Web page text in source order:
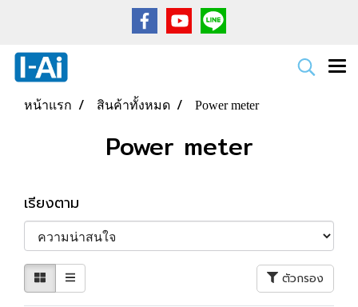
หน้าแรก สินค้าทั้งหมด Power meter
Power meter
เรียงตาม
ตัวกรอง